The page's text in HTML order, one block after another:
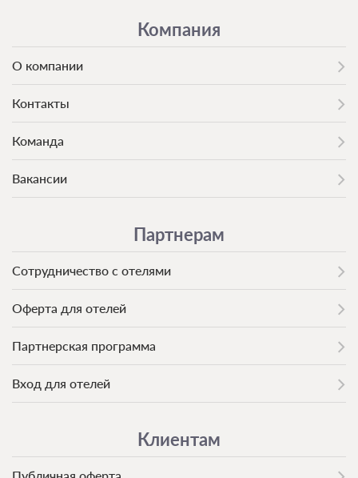
Компания
О компании
Контакты
Команда
Вакансии
Партнерам
Сотрудничество с отелями
Оферта для отелей
Партнерская программа
Вход для отелей
Клиентам